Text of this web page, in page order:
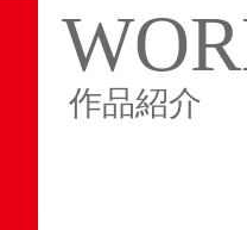
作品紹介